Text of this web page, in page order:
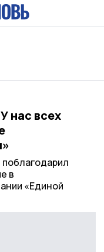
нас всех
в
«Единой